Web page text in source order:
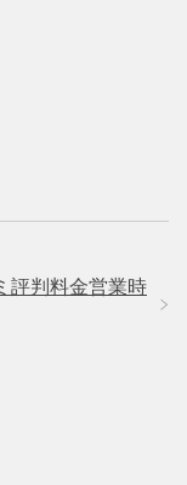
評判料金営業時